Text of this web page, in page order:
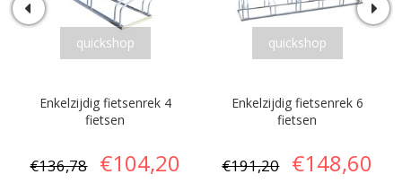
quickshop
Enkelzijdig fietsenrek 4
fietsen
€136,78 €104,20
quickshop
Enkelzijdig fietsenrek 6
fietsen
€191,20 €148,60